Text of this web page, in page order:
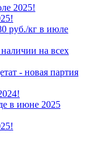
2025!
руб./кг в июле
на всех
- новая партия
в июне 2025